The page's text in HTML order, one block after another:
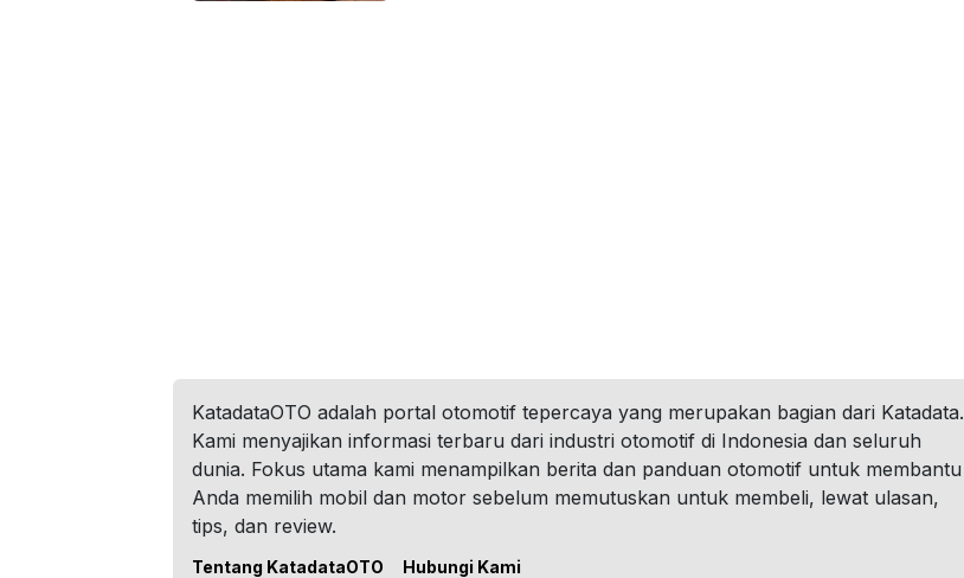
KatadataOTO adalah portal otomotif tepercaya yang merupakan bagian dari Katadata.
Kami menyajikan informasi terbaru dari industri otomotif di Indonesia dan seluruh
dunia. Fokus utama kami menampilkan berita dan panduan otomotif untuk membantu
Anda memilih mobil dan motor sebelum memutuskan untuk membeli, lewat ulasan,
tips, dan review.
Tentang KatadataOTO Hubungi Kami